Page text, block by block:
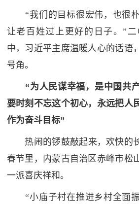
“我们的目标很宏伟，也很朴
让老百姓过上更好的日子。”
中，习近平主席温暖人心的话语
号角。
“为人民谋幸福，是中国共
要时刻不忘这个初心，永远把人
作为奋斗目标”
热闹的锣鼓敲起来，欢快的
春节里，内蒙古自治区赤峰市松
一派喜庆祥和。
“小庙子村在推进乡村全面振